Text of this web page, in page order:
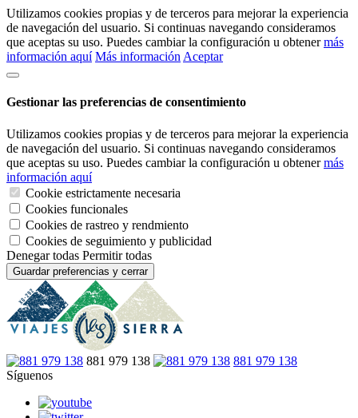
Utilizamos cookies propias y de terceros para mejorar la experiencia
de navegación del usuario. Si continuas navegando consideramos
que aceptas su uso. Puedes cambiar la configuración u obtenermás
información aquí Más información Aceptar
Gestionar las preferencias de consentimiento
Utilizamos cookies propias y de terceros para mejorar la experiencia
de navegación del usuario. Si continuas navegando consideramos
que aceptas su uso. Puedes cambiar la configuración u obtenermás
información aquí
Cookie estrictamente necesaria
Cookies funcionales
Cookies de rastreo y rendmiento
Cookies de seguimiento y publicidad
Denegar todas Permitir todas
Guardar preferencias y cerrar
881 979 138
881 979 138
Síguenos